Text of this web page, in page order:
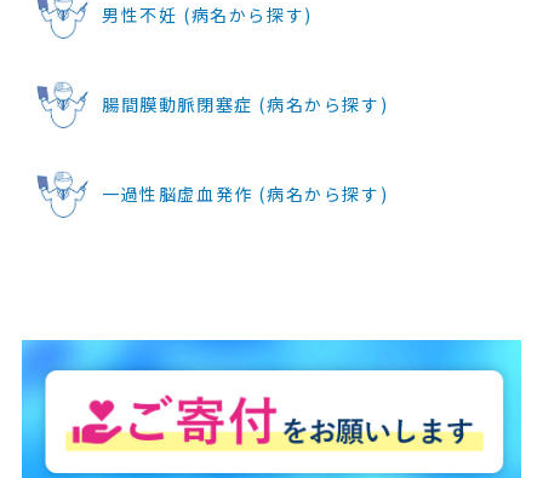
男性不妊 (病名から探す)
腸間膜動脈閉塞症 (病名から探す)
一過性脳虚血発作 (病名から探す)